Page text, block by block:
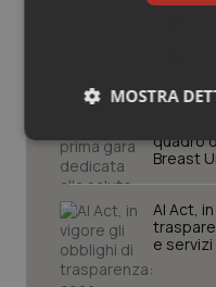
Tumori
Ulcera &
Vaccini
città da
Consip,
quadro
Breast
AI Act,
e
MOSTRA
Necessari